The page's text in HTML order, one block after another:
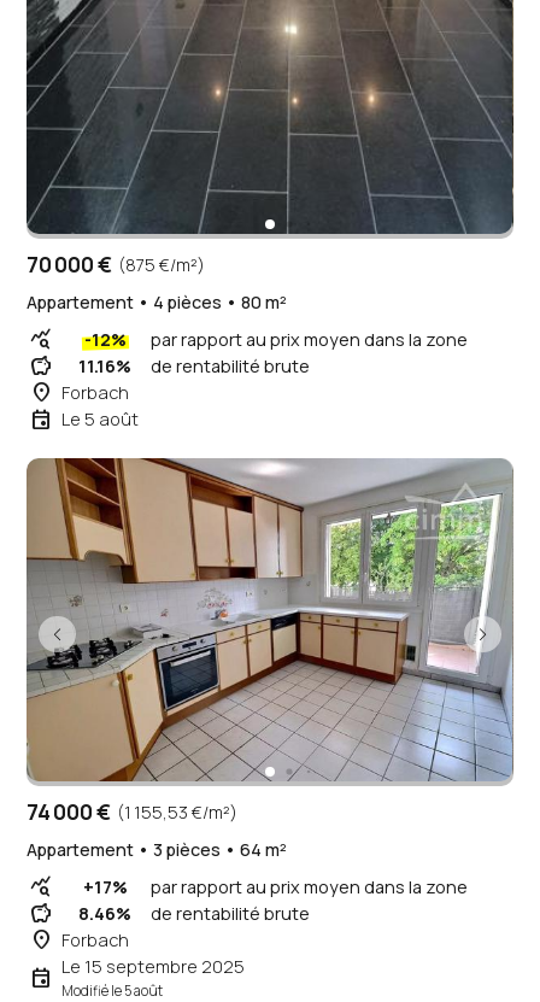
70 000 € (875 €/m²)
Appartement • 4 pièces • 80 m²
query_stats -12% par rapport au prix moyen dans la zone
savings 11.16% de rentabilité brute
place Forbach
event Le 5 août
74 000 € (1 155,53 €/m²)
Appartement • 3 pièces • 64 m²
query_stats +17% par rapport au prix moyen dans la zone
savings 8.46% de rentabilité brute
place Forbach
event Le 15 septembre 2025
Modifié le 5 août